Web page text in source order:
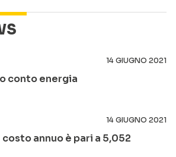
14 GIUGNO 2021
conto energia
14 GIUGNO 2021
annuo è pari a 5,052